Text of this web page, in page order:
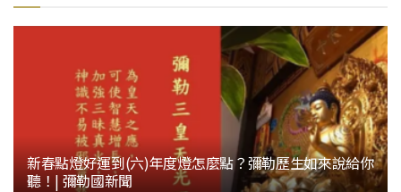
新春點燈好運到(六)年度燈怎麼點？彌勒歷生如來說給你
聽！| 彌勒國新聞